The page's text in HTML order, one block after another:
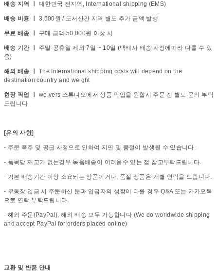
배송 지역 ㅣ 대한민국 전지역, International shipping (EMS)
배송 비용 ㅣ 3,500원 / 도서산간 지역 별도 추가 금액 발생
무료 배송 ㅣ 구매 금액 50,000원 이상 시
배송 기간 ㅣ 주말·공휴일 제외 7일 ~ 10일 (택배사 배송 사정에따라 다를 수 있
음)
해외 배송 ㅣ The International shipping costs will depend on the
destination country and weight
현장 픽업 ㅣ we.vers 스튜디오에서 상품 픽업을 원할시 주문 전 별도 문의 부탁
드립니다
[유의 사항]
- 주문 폭주 및 공급 사정으로 인하여 지연 및 품절이 발생될 수 있습니다.
- 품목당 재고가 없는경우 묶음배송이 어려울수 있는 점 참고부탁드립니다.
- 기본 배송기간 이상 소요되는 상품이거나, 품절 상품은 개별 연락을 드립니다.
- 무통장 입금 시 주문하신 분과 입금자의 성함이 다를 경우 Q&A 또는 카카오톡
으로 연락 부탁드립니다.
- 해외 주문(PayPal), 해외 배송 모두 가능합니다 (We do worldwide shipping
and accept PayPal for orders placed online)
교환 및 반품 안내